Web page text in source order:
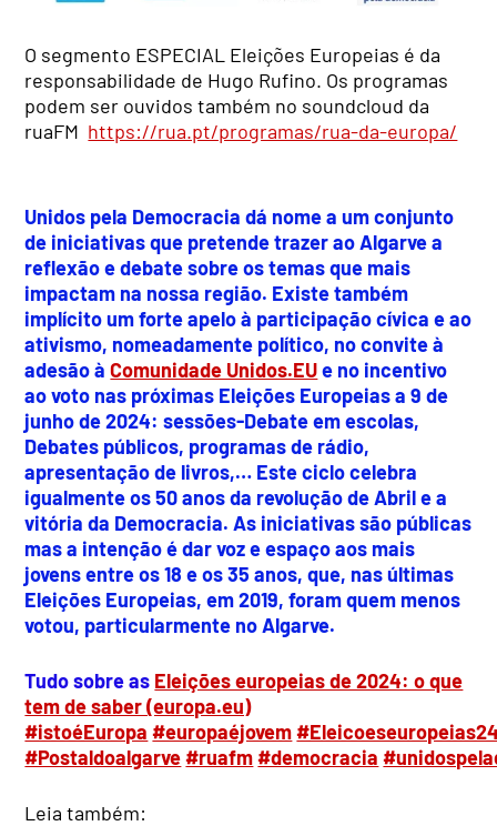
O segmento ESPECIAL Eleições Europeias é da
responsabilidade de Hugo Rufino. Os programas
podem ser ouvidos também no soundcloud da
ruaFM https://rua.pt/programas/rua-da-europa/
Unidos pela Democracia dá nome a um conjunto
de iniciativas que pretende trazer ao Algarve a
reflexão e debate sobre os temas que mais
impactam na nossa região. Existe também
implícito um forte apelo à participação cívica e ao
ativismo, nomeadamente político, no convite à
adesão àComunidade Unidos.EUe no incentivo
ao voto nas próximas Eleições Europeias a 9 de
junho de 2024: sessões-Debate em escolas,
Debates públicos, programas de rádio,
apresentação de livros,… Este ciclo celebra
igualmente os 50 anos da revolução de Abril e a
vitória da Democracia. As iniciativas são públicas
mas a intenção é dar voz e espaço aos mais
jovens entre os 18 e os 35 anos, que, nas últimas
Eleições Europeias, em 2019, foram quem menos
votou, particularmente no Algarve.
Tudo sobre as Eleições europeias de 2024: o que
tem de saber (europa.eu)
#istoéEuropa #europaéjovem
#Postaldoalgarve #ruafm #democracia
Leia também: